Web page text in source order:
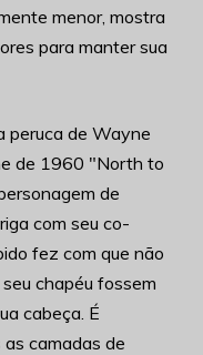
menor, mostra
para manter sua
peruca de Wayne
de 1960 "North to
de
com seu co-
fez com que não
chapéu fossem
cabeça. É
camadas de